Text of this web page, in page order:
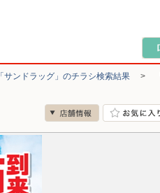
「サンドラッグ」のチラシ検索結果 >